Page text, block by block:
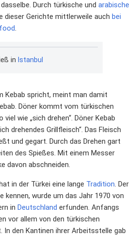
Durch türkische und arabische
dieser Gerichte mittlerweile auch bei
.
in Istanbul
Kebab spricht, meint man damit
Döner kommt vom türkischen
viel wie „sich drehen“. Döner Kebab
drehendes Grillfleisch“. Das Fleisch
und gegart. Durch das Drehen gart
des Spießes. Mit einem Messer
davon abschneiden.
in der Türkei eine lange Tradition. Der
kennen, wurde um das Jahr 1970 von
in Deutschland erfunden. Anfangs
vor allem von den türkischen
In den Kantinen ihrer Arbeitsstelle gab